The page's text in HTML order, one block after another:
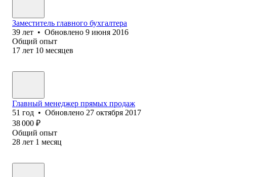
Заместитель главного бухгалтера
39 лет • Обновлено 9 июня 2016
Общий опыт
17 лет 10 месяцев
Главный менеджер прямых продаж
51 год • Обновлено 27 октября 2017
38 000 ₽
Общий опыт
28 лет 1 месяц